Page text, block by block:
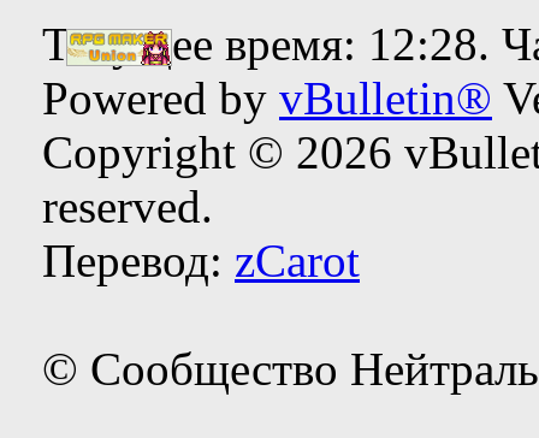
Текущее время: 12:28.
Powered by vBulletin®
Copyright © 2026
reserved.
Перевод: zCarot
© Сообщество